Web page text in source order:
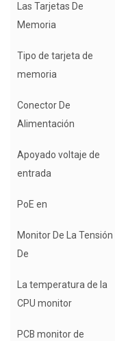
Las Tarjetas De
Memoria
Tipo de tarjeta de
memoria
Conector De
Alimentación
Apoyado voltaje de
entrada
PoE en
Monitor De La Tensión
De
La temperatura de la
CPU monitor
PCB monitor de